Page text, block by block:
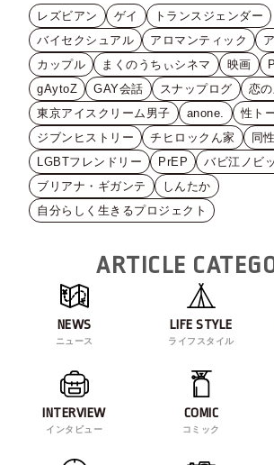
レズビアン ゲイ
トランスジェンダー
バイセクシュアル
アロマンティック
カップル
まくのうちぃシネマ 映画
gAytoZ
GAY会話 スナップログ
恋
東京アイスクリーム男子
anone.
性ト
ジブンヒストリー
チヒロックん家 同
LGBTフレンドリー
PrEP
バビ江ノビ
ブリアナ・ギガンテ
しんたか
自分らしく生きるプロジェクト
ARTICLE
NEWS
ニュース
LIFE STYLE
ライフスタイル
INTERVIEW
インタビュー
COMIC
コミック